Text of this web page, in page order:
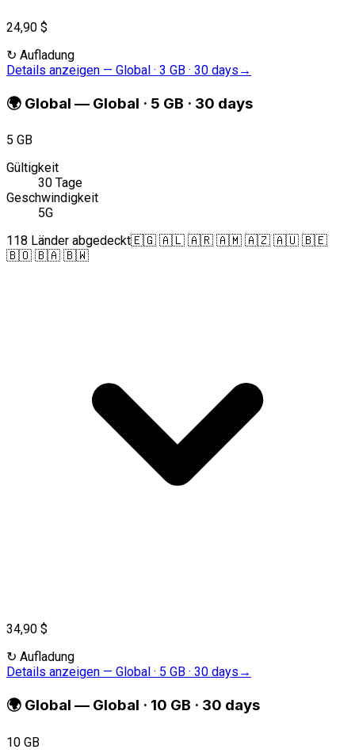
24,90 $
↻ Aufladung
Details anzeigen — Global · 3 GB · 30 days →
🌍 Global — Global · 5 GB · 30 days
5 GB
Gültigkeit
30 Tage
Geschwindigkeit
5G
118 Länder abgedeckt🇪🇬 🇦🇱 🇦🇷 🇦🇲 🇦🇿 🇦🇺 🇧🇪
🇧🇴 🇧🇦 🇧🇼
34,90 $
↻ Aufladung
Details anzeigen — Global · 5 GB · 30 days →
🌍 Global — Global · 10 GB · 30 days
10 GB